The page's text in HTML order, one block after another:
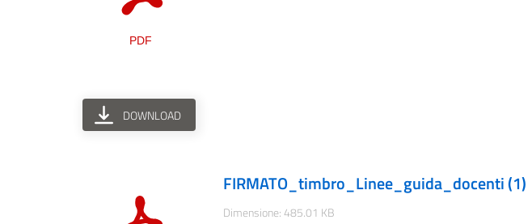
DOWNLOAD
FIRMATO_timbro_Linee_guida_docenti (1)
Dimensione: 485.01 KB